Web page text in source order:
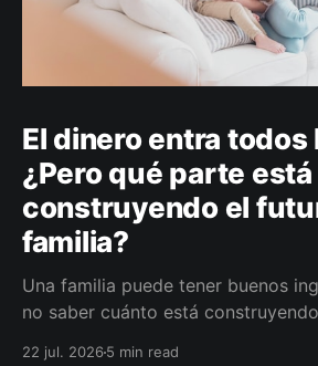
El dinero entra todos
¿Pero qué parte está
construyendo el
familia?
Una familia puede tener buenos
no saber cuánto está
22 jul. 20265 min read